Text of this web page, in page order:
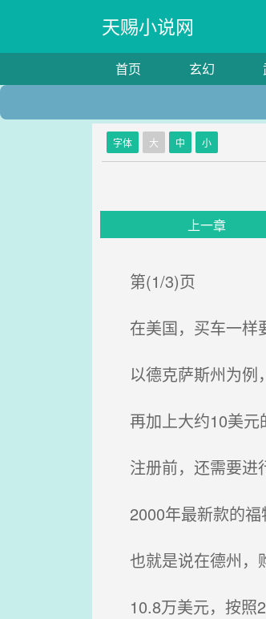
天赐小说网
首页 玄幻
字体 大 中 小
上一章
第(1/3)页
在美国，买车一样
以德克萨斯州为例
再加上大约10美元
注册前，还需要进
2000年最新款的福
也就是说在德州，
10.8万美元，按照